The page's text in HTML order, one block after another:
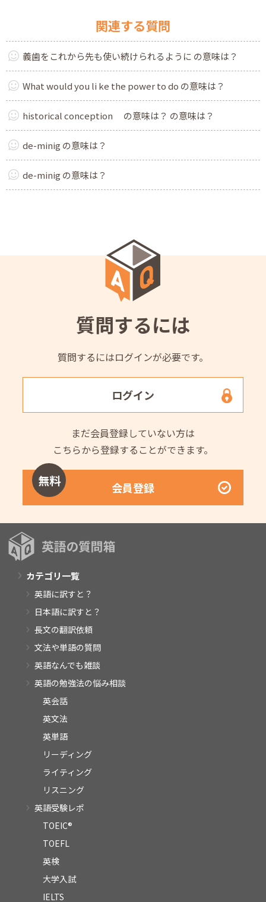
関連する質問
義歯をこれから先も使い続けられるように の意味は？
What would you li ke the power to do の意味は？
historical conception の意味は？ の意味は？
de-minig の意味は？
de-minig の意味は？
質問するには
質問するにはログインが必要です。
ログイン
まだ会員登録していない方は
こちらから登録することができます。
無料 会員登録
カテゴリ一覧
英語に訳すと？
日本語に訳すと？
長文の翻訳依頼
文法や単語の質問
英語なんでも雑談
英語の勉強法の悩み相談
英会話
英文法
英単語
リーディング
ライティング
リスニング
英語受験レポ
TOEIC®
TOEFL
英検
大学入試
IELTS